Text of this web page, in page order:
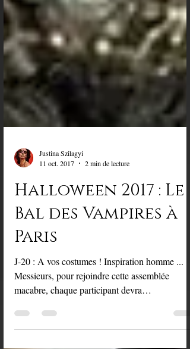
11 oct. 2017
2 min de lecture
Halloween 2017 : Le
Bal des Vampires à
Paris
J-20 : A vos costumes ! Inspiration homme ...